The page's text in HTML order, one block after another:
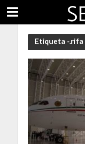
Etiqueta -.rifa